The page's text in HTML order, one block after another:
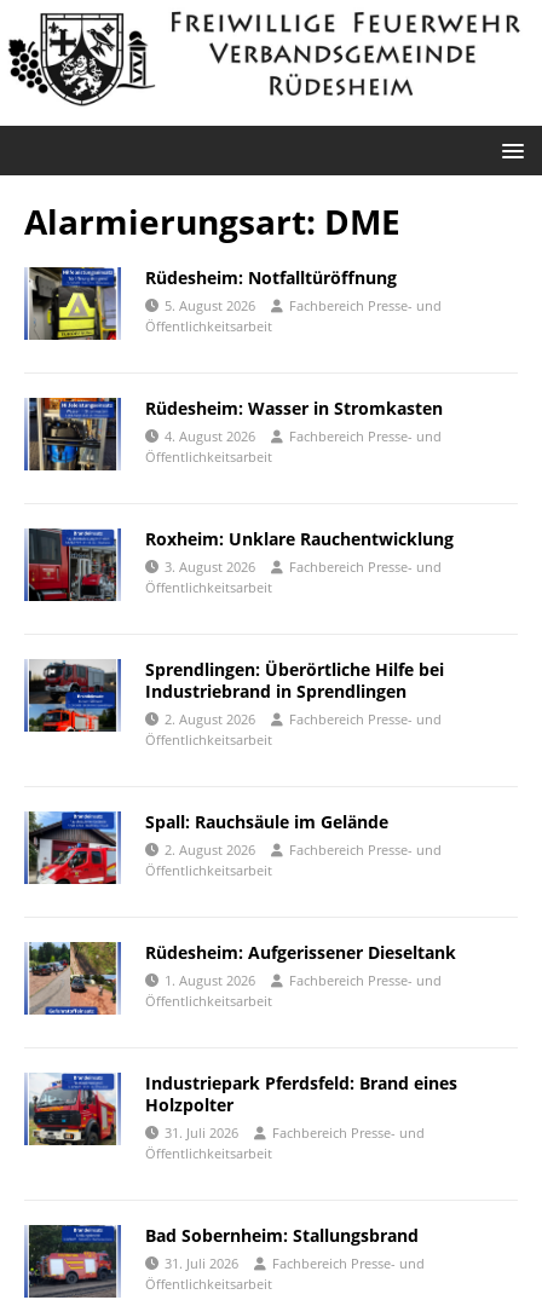
Alarmierungsart: DME
Rüdesheim: Notfalltüröffnung
5. August 2026
Fachbereich Presse- und
Öffentlichkeitsarbeit
Rüdesheim: Wasser in Stromkasten
4. August 2026
Fachbereich Presse- und
Öffentlichkeitsarbeit
Roxheim: Unklare Rauchentwicklung
3. August 2026
Fachbereich Presse- und
Öffentlichkeitsarbeit
Sprendlingen: Überörtliche Hilfe bei
Industriebrand in Sprendlingen
2. August 2026
Fachbereich Presse- und
Öffentlichkeitsarbeit
Spall: Rauchsäule im Gelände
2. August 2026
Fachbereich Presse- und
Öffentlichkeitsarbeit
Rüdesheim: Aufgerissener Dieseltank
1. August 2026
Fachbereich Presse- und
Öffentlichkeitsarbeit
Industriepark Pferdsfeld: Brand eines
Holzpolter
31. Juli 2026
Fachbereich Presse- und
Öffentlichkeitsarbeit
Bad Sobernheim: Stallungsbrand
31. Juli 2026
Fachbereich Presse- und
Öffentlichkeitsarbeit